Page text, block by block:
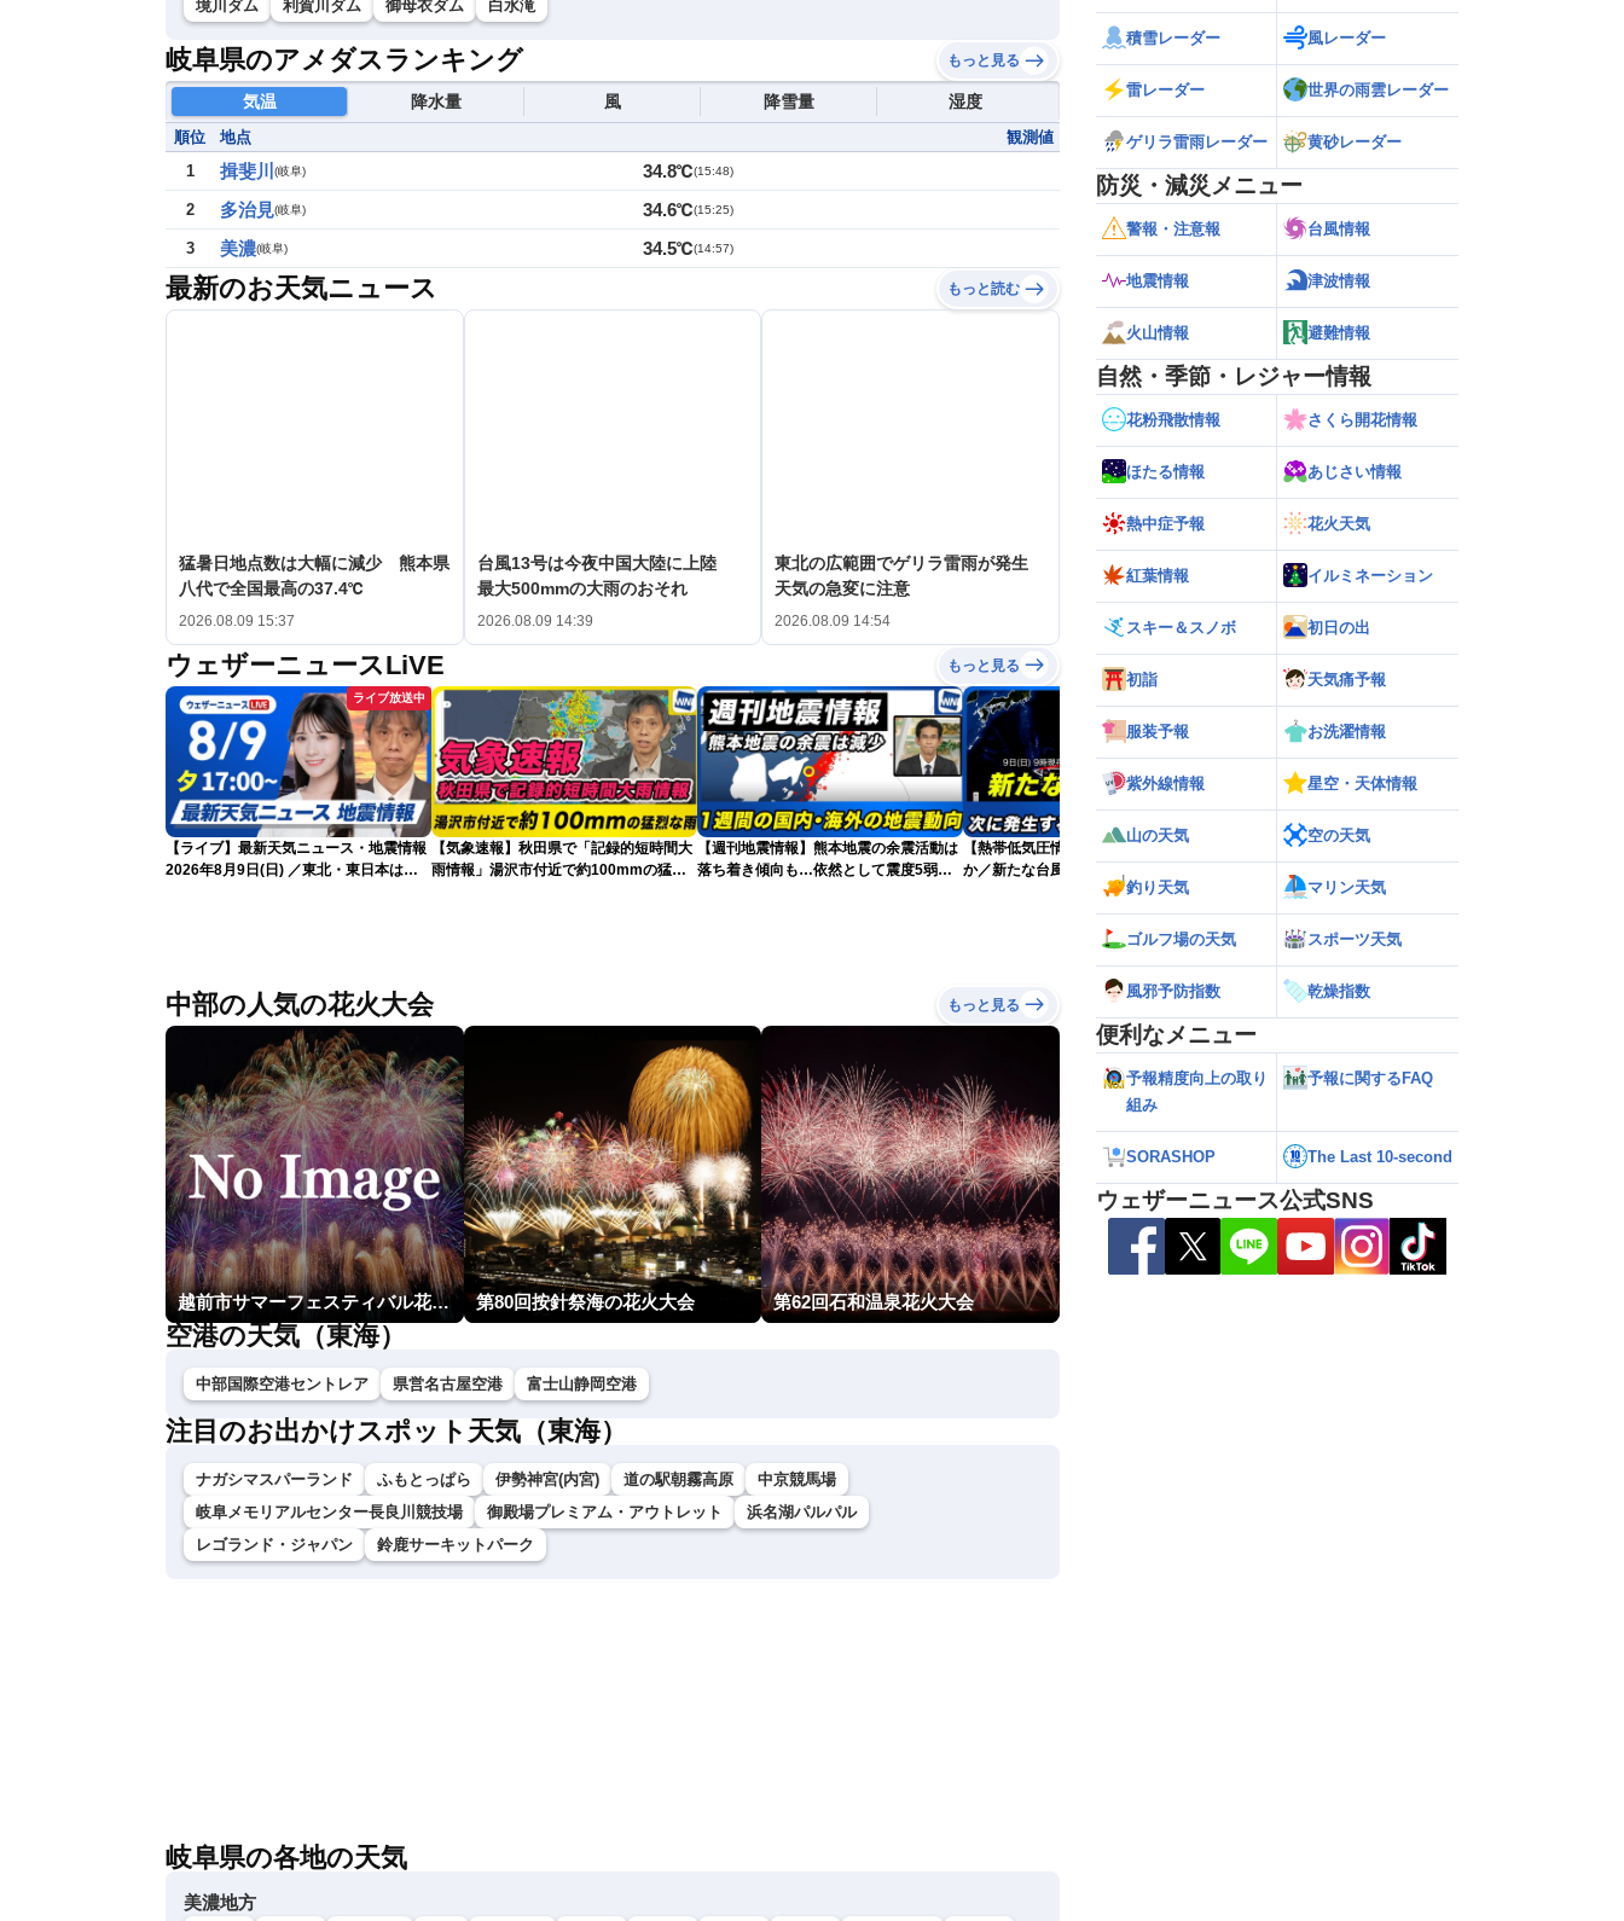
境川ダム 利賀川ダム 御母衣ダム 白水滝
岐阜県のアメダスランキング もっと見る
気温 降水量 風 降雪量 湿度
順位 地点
観測値
1
揖斐川 (岐阜) 34.8℃(15:48)
2 多治見(岐阜) 34.6℃(15:25)
3 美濃(岐阜) 34.5℃(14:57)
最新のお天気ニュース もっと読む
猛暑日地点数は大幅に減少 熊本県
八代で全国最高の37.4℃
2026.08.09 15:37
台風13号は今夜中国大陸に上陸
最大500mmの大雨のおそれ
2026.08.09 14:39
東北の広範囲でゲリラ雷雨が発生
天気の急変に注意
2026.08.09 14:54
ウェザーニュースLiVE もっと見る
ライブ放送中
【ライブ】最新天気ニュース・地震情報
2026年8月9日(日) ／東北・東日本は急
【気象速報】秋田県で「記録的短時間大
雨情報」湯沢市付近で約100mmの猛烈
【週刊地震情報】熊本地震の余震活動は
落ち着き傾向も…依然として震度5弱警
【熱帯低気圧情報 2026】台風16号発生
か／新たな台風発生予想 今後の進路と日
本への影響は？(9日 12時更新)
【ゲリラ雷雨情報】東北〜中国地方の広
中部の人気の花火大会 もっと見る
越前市サマーフェスティバル花火大会 第80回按針祭海の花火大会 第62回石和温泉花火大会
空港の天気（東海）
中部国際空港セントレア 県営名古屋空港 富士山静岡空港
注目のお出かけスポット天気（東海）
ナガシマスパーランド ふもとっぱら 伊勢神宮(内宮) 道の駅朝霧高原
中京競馬場
岐阜メモリアルセンター長良川競技場
御殿場プレミアム・アウトレット
浜名湖パルパル
レゴランド・ジャパン
鈴鹿サーキットパーク
岐阜県の各地の天気
美濃地方
積雪レーダー 風レーダー
雷レーダー 世界の雨雲レーダー
ゲリラ雷雨レーダー 黄砂レーダー
防災・減災メニュー
警報・注意報 台風情報
地震情報 津波情報
火山情報 避難情報
自然・季節・レジャー情報
花粉飛散情報 さくら開花情報
ほたる情報 あじさい情報
熱中症予報 花火天気
紅葉情報 イルミネーション
スキー＆スノボ 初日の出
初詣 天気痛予報
服装予報 お洗濯情報
紫外線情報 星空・天体情報
山の天気 空の天気
釣り天気 マリン天気
ゴルフ場の天気 スポーツ天気
風邪予防指数 乾燥指数
便利なメニュー
予報精度向上の取り
組み
予報に関するFAQ
SORASHOP The Last 10-second
ウェザーニュース公式SNS